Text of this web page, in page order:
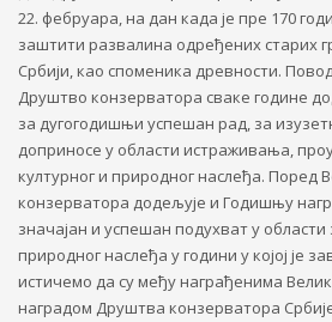
22. фебруара, на дан када је пре 170
заштити развалина одређених старих
Србији, као споменика древности.
Друштво конзерватора сваке године
за дугогодишњи успешан рад, за
доприносе у области истраживања,
културног и природног наслеђа. Поред
конзерватора додељује и Годишњу
значајан и успешан подухват у
природног наслеђа у години у којој је
истичемо да су међу награђенима
наградом Друштва конзерватора